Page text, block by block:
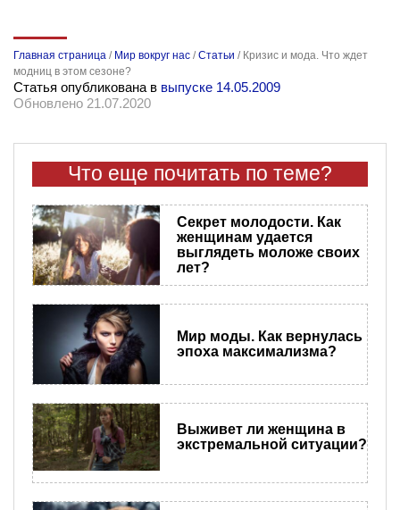
Главная страница / Мир вокруг нас /Статьи / Кризис и мода. Что ждет
модниц в этом сезоне?
Статья опубликована в выпуске 14.05.2009
Обновлено 21.07.2020
Что еще почитать по теме?
Секрет молодости. Как
женщинам удается
выглядеть моложе своих
лет?
Мир моды. Как вернулась
эпоха максимализма?
Выживет ли женщина в
экстремальной ситуации?